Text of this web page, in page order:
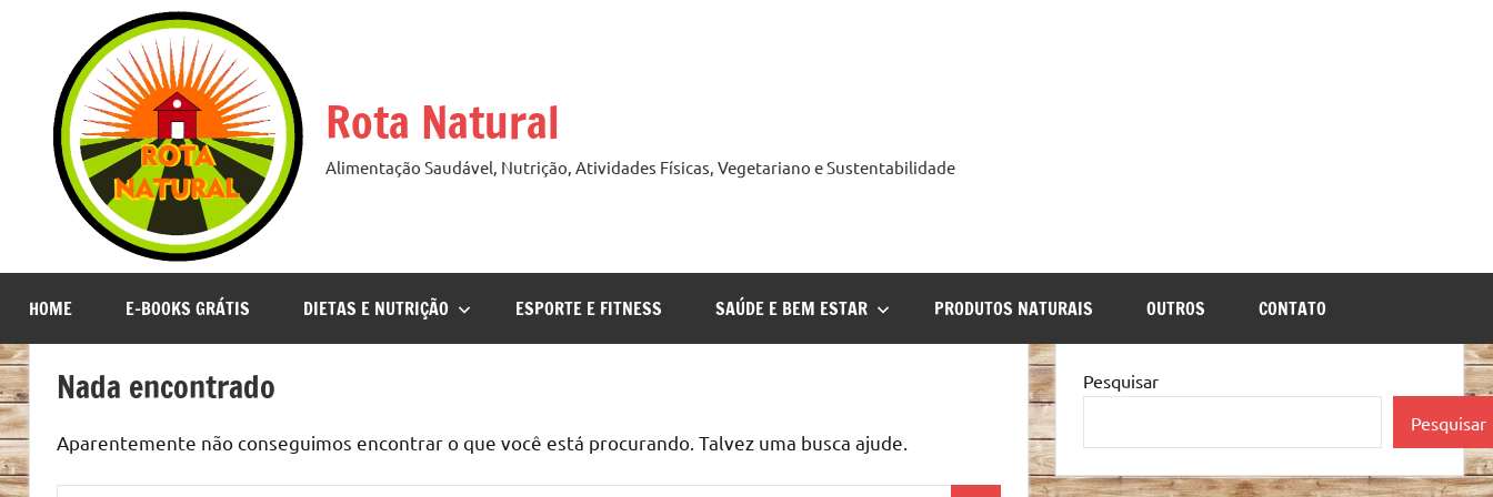
conteúdo
Rota Natural
Alimentação Saudável, Nutrição, Atividades Físicas, Vegetariano e Sustentabilidade
HOME E-BOOKS GRÁTIS DIETAS E NUTRIÇÃO ESPORTE E FITNESS SAÚDE E BEM ESTAR PRODUTOS NATURAIS OUTROS CONTATO
Nada encontrado
Aparentemente não conseguimos encontrar o que você está procurando. Talvez uma busca ajude.
Pesquisar
Pesquisar